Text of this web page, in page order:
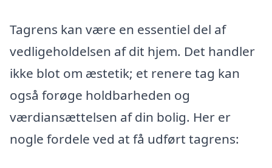
Tagrens kan være en essentiel del af
vedligeholdelsen af dit hjem. Det handler
ikke blot om æstetik; et renere tag kan
også forøge holdbarheden og
værdiansættelsen af din bolig. Her er
nogle fordele ved at få udført tagrens: